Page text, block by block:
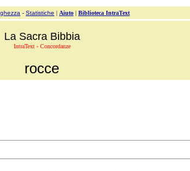
- Statistiche | Aiuto | Biblioteca IntraText
La Sacra Bibbia
IntraText - Concordanze
rocce